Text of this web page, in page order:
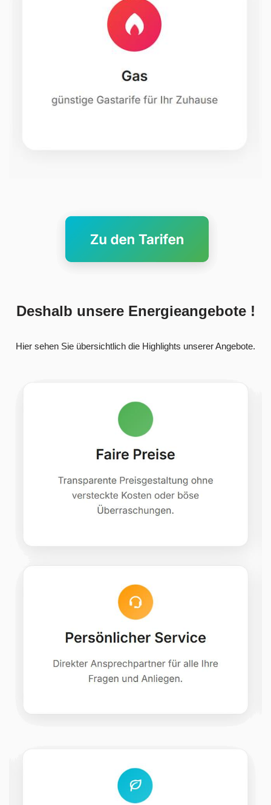
Deshalb unsere Energieangebote !
Hier sehen Sie übersichtlich die Highlights unserer Angebote.